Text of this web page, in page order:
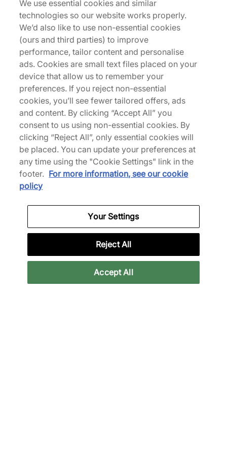
sehen in der aktuellen Karhu
Herrenschuhkollektion.
Karhu Verkauf
Zurück nach oben
Über uns
Wir sind spezialisiert auf exklusive Veröffentlichungen
und einzigartige Performance-Ausrüstung von Marken
wie Nike, New Balance, HOKA, Mizuno und mehr.
Lade unsere App herunter
We use essential cookies and similar
technologies so our website works properly.
We’d also like to use non-essential cookies
(ours and third parties) to improve
performance, tailor content and personalise
ads. Cookies are small text files placed on your
device that allow us to remember your
preferences. If you reject non-essential
cookies, you’ll see fewer tailored offers, ads
and content. By clicking “Accept All” you
consent to us using non-essential cookies. By
clicking “Reject All”, only essential cookies will
be placed. You can update your preferences at
any time using the "Cookie Settings" link in the
footer. For more information, see our cookie
policy
Your Settings
Reject All
Accept All